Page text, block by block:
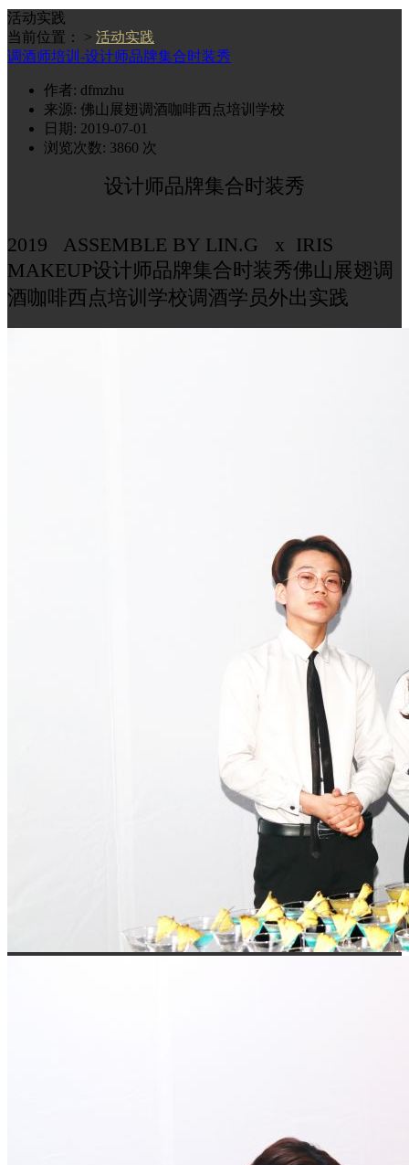
活动实践
当前位置： > 活动实践
调酒师培训-设计师品牌集合时装秀
作者: dfmzhu
来源: 佛山展翅调酒咖啡西点培训学校
日期: 2019-07-01
浏览次数: 3860 次
设计师品牌集合时装秀
2019 ASSEMBLE BY LIN.G x IRIS
MAKEUP设计师品牌集合时装秀佛山展翅调
酒咖啡西点培训学校调酒学员外出实践